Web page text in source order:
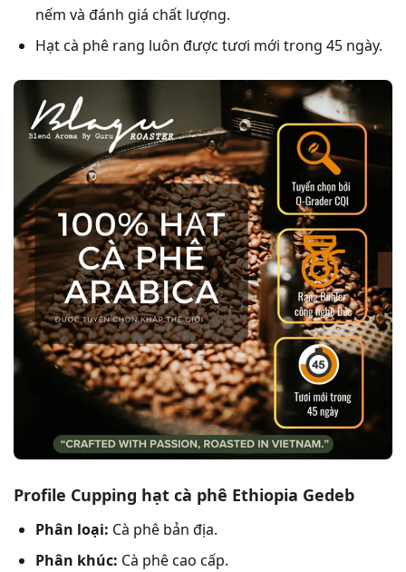
nếm và đánh giá chất lượng.
Hạt cà phê rang luôn được tươi mới trong 45 ngày.
Profile Cupping hạt cà phê Ethiopia Gedeb
Phân loại: Cà phê bản địa.
Phân khúc: Cà phê cao cấp.